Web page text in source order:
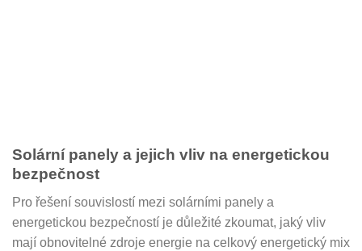
Solární panely a jejich vliv na energetickou
bezpečnost
Pro řešení souvislostí mezi solárními panely a
energetickou bezpečností je důležité zkoumat, jaký vliv
mají obnovitelné zdroje energie na celkový energetický mix